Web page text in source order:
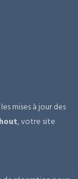
mises à jour des
, votre site